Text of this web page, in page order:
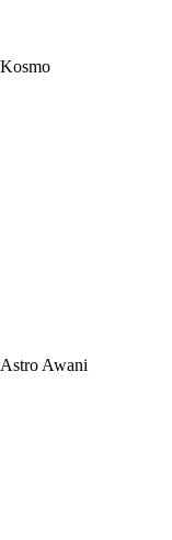
Kosmo
Astro Awani